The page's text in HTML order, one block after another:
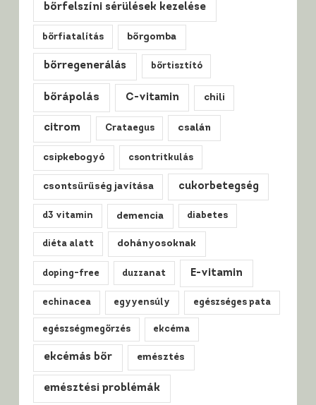
bőrfelszíni sérülések kezelése
bőrfiatalítás bőrgomba
bőrregenerálás bőrtisztító
bőrápolás C-vitamin chili
citrom Crataegus csalán
csipkebogyó csontritkulás
csontsűrűség javítása cukorbetegség
d3 vitamin demencia diabetes
diéta alatt dohányosoknak
doping-free duzzanat E-vitamin
echinacea egyyensúly egészséges pata
egészségmegőrzés ekcéma
ekcémás bőr emésztés
emésztési problémák